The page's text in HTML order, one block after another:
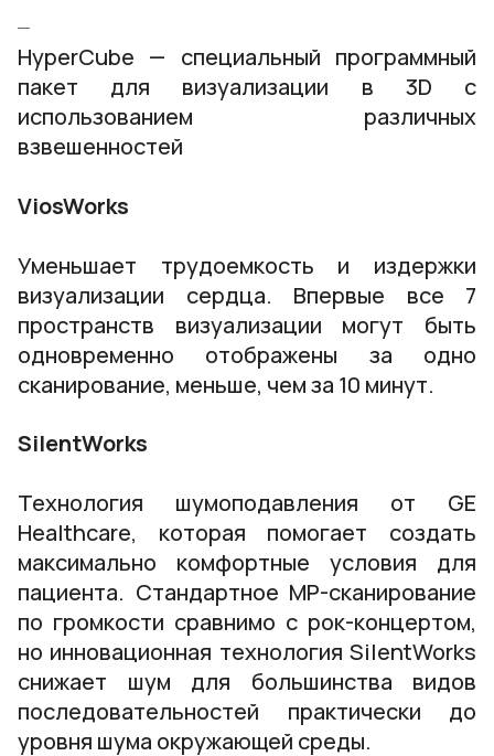
HyperCube — специальный программный
пакет для визуализации в 3D с
использованием различных
взвешенностей
ViosWorks
Уменьшает трудоемкость и издержки
визуализации сердца. Впервые все 7
пространств визуализации могут быть
одновременно отображены за одно
сканирование, меньше, чем за 10 минут.
SilentWorks
Технология шумоподавления от GE
Healthcare, которая помогает создать
максимально комфортные условия для
пациента. Стандартное МР-сканирование
по громкости сравнимо с рок-концертом,
но инновационная технология SilentWorks
снижает шум для большинства видов
последовательностей практически до
уровня шума окружающей среды.